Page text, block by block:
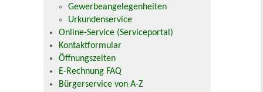
Gewerbeangelegenheiten
Urkundenservice
Online-Service (Serviceportal)
Kontaktformular
Öffnungszeiten
E-Rechnung FAQ
Bürgerservice von A-Z